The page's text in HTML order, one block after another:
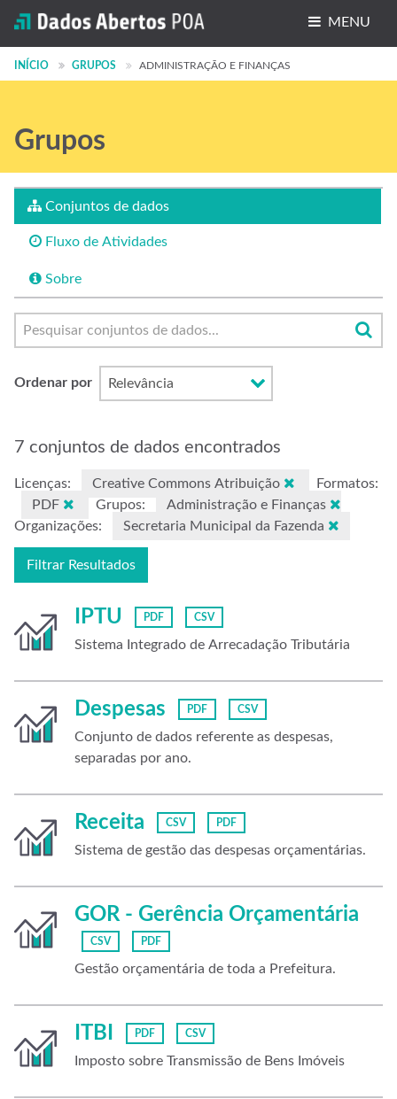
MENU
Conjuntos de dados
Grupos
INÍCIO GRUPOS ADMINISTRAÇÃO E FINANÇAS
Grupos
Conjuntos de dados
Fluxo de Atividades
Sobre
Ordenar por
7 conjuntos de dados encontrados
Licenças: Creative Commons Atribuição
Formatos:
PDF
Grupos:
Administração e Finanças
Organizações:
Secretaria Municipal da Fazenda
Filtrar Resultados
IPTU PDF CSV
Sistema Integrado de Arrecadação Tributária
Despesas PDF CSV
Conjunto de dados referente as despesas,
separadas por ano.
Receita CSV PDF
Sistema de gestão das despesas orçamentárias.
GOR - Gerência Orçamentária
CSV PDF
Gestão orçamentária de toda a Prefeitura.
ITBI PDF CSV
Imposto sobre Transmissão de Bens Imóveis